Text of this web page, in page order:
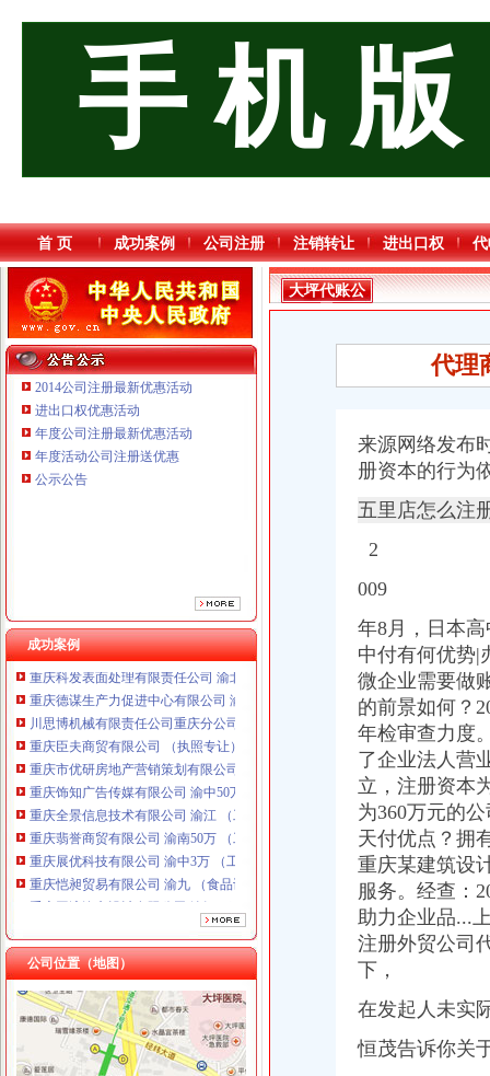
手 机 版
首 页 成功案例 公司注册 注销转让 进出口权
2014公司注册最新优惠活动
进出口权优惠活动
年度公司注册最新优惠活动
年度活动公司注册送优惠
公示公告
成功案例
重庆臣夫商贸有限公司 （执照专让）
重庆恺昶贸易有限公司 渝九 （食品许可证）
重庆同济汽车设计有限公司 渝江25万 （工商注册）
重庆科发表面处理有限责任公司 渝北800万 （进出口权）
重庆德谋生产力促进中心有限公司 渝大10万 （工商注册）
川思博机械有限责任公司重庆分公司 渝江 （工商注册）
重庆臣夫商贸有限公司 （执照专让）
重庆市优研房地产营销策划有限公司
重庆饰知广告传媒有限公司 渝中50万 （工商注册）
重庆全景信息技术有限公司 渝江 （工商注册）
重庆翡誉商贸有限公司 渝南50万 （工商注册）
重庆展优科技有限公司 渝中3万 （工商注册）
重庆恺昶贸易有限公司 渝九 （食品许可证）
重庆同济汽车设计有限公司 渝江25万 （工商注册）
重庆科发表面处理有限责任公司 渝北800万 （进出口权）
重庆德谋生产力促进中心有限公司 渝大10万 （工商注册）
川思博机械有限责任公司重庆分公司 渝江 （工商注册）
公司位置（地图）
大坪代账公
司
代理
来源网络发布
册资本的行为
五里店怎么注
2
009
年8月，日本
中付有何优势|
微企业需要做
的前景如何？
年检审查力度
了企业法人营
立，注册资本
为360万元的
天付优点？ 拥
重庆某建筑设
服务。经查：
助力企业品...
注册外贸公司
下，
在发起人未实
恒茂告诉你关